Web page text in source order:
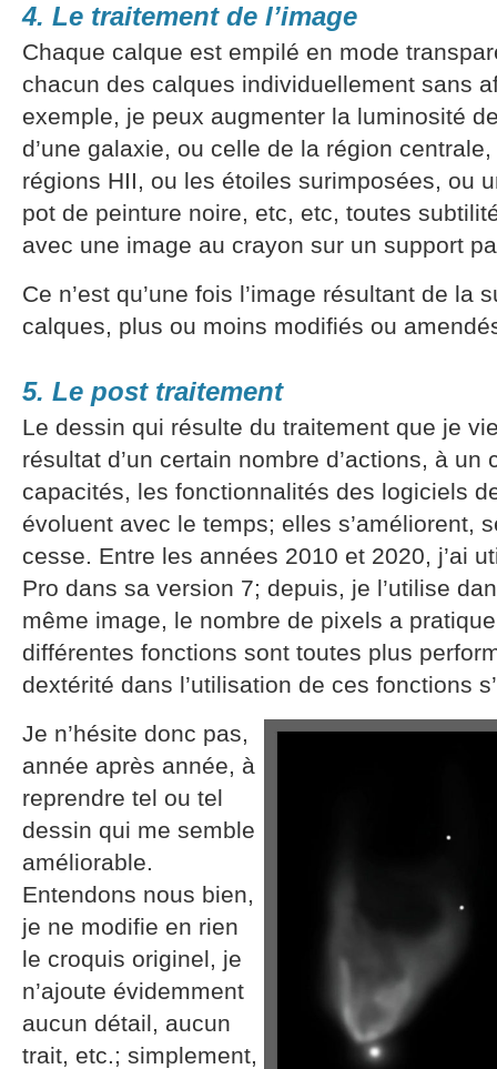
4. Le traitement de l’image
Chaque calque est empilé en mode
chacun des calques individuellement sans
exemple, je peux augmenter la luminosité
d’une galaxie, ou celle de la région
régions HII, ou les étoiles surimposées, ou
pot de peinture noire, etc, etc, toutes
avec une image au crayon sur un support
Ce n’est qu’une fois l’image résultant de la
calques, plus ou moins modifiés ou
5. Le post traitement
Le dessin qui résulte du traitement que je
résultat d’un certain nombre d’actions, à un
capacités, les fonctionnalités des logiciels
évoluent avec le temps; elles s’améliorent,
cesse. Entre les années 2010 et 2020, j’ai
Pro dans sa version 7; depuis, je l’utilise
même image, le nombre de pixels a
différentes fonctions sont toutes plus
dextérité dans l’utilisation de ces fonctions
Je n’hésite donc pas,
année après année, à
reprendre tel ou tel
dessin qui me semble
améliorable.
Entendons nous bien,
je ne modifie en rien
le croquis originel, je
n’ajoute évidemment
aucun détail, aucun
trait, etc.; simplement,